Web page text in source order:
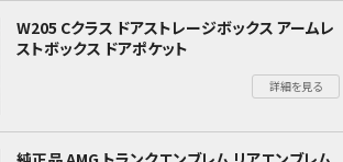
W205 Cクラス ドアストレージボックス アームレ
ストボックス ドアポケット
詳細を見る